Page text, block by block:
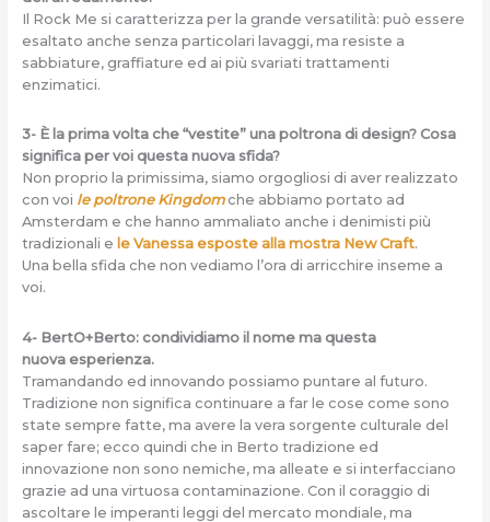
Il Rock Me si caratterizza per la grande versatilità: può essere
esaltato anche senza particolari lavaggi, ma resiste a
sabbiature, graffiature ed ai più svariati trattamenti
enzimatici.
3- È la prima volta che “vestite” una poltrona di design? Cosa
significa per voi questa nuova sfida?
Non proprio la primissima, siamo orgogliosi di aver realizzato
con voi le poltrone Kingdomche abbiamo portato ad
Amsterdam e che hanno ammaliato anche i denimisti più
tradizionali e le Vanessa esposte alla mostra New Craft.
Una bella sfida che non vediamo l’ora di arricchire inseme a
voi.
4- BertO+Berto: condividiamo il nome ma questa
nuova esperienza.
Tramandando ed innovando possiamo puntare al futuro.
Tradizione non significa continuare a far le cose come sono
state sempre fatte, ma avere la vera sorgente culturale del
saper fare; ecco quindi che in Berto tradizione ed
innovazione non sono nemiche, ma alleate e si interfacciano
grazie ad una virtuosa contaminazione. Con il coraggio di
ascoltare le imperanti leggi del mercato mondiale, ma